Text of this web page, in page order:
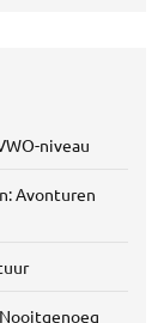
niveau
Avonturen